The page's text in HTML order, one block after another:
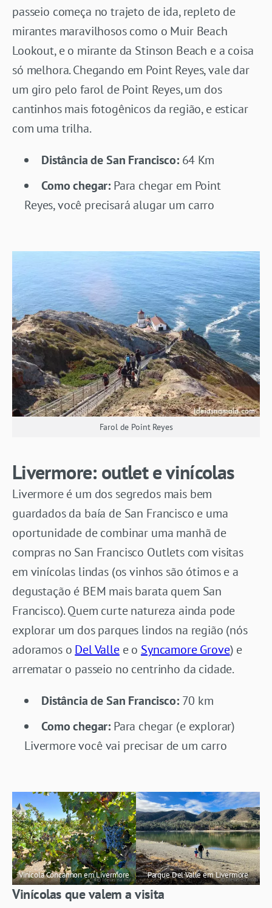
passeio começa no trajeto de ida, repleto de
mirantes maravilhosos como o Muir Beach
Lookout, e o mirante da Stinson Beach e a coisa
só melhora. Chegando em Point Reyes, vale dar
um giro pelo farol de Point Reyes, um dos
cantinhos mais fotogênicos da região, e esticar
com uma trilha.
Distância de San Francisco: 64 Km
Como chegar: Para chegar em Point
Reyes, você precisará alugar um carro
Farol de Point Reyes
Livermore: outlet e vinícolas
Livermore é um dos segredos mais bem
guardados da baía de San Francisco e uma
oportunidade de combinar uma manhã de
compras no San Francisco Outlets com visitas
em vinícolas lindas (os vinhos são ótimos e a
degustação é BEM mais barata quem San
Francisco). Quem curte natureza ainda pode
explorar um dos parques lindos na região (nós
adoramos o Del Vallee o Syncamore Grove) e
arrematar o passeio no centrinho da cidade.
Distância de San Francisco: 70 km
Como chegar: Para chegar (e explorar)
Livermore você vai precisar de um carro
Vinícola Concannon em Livermore Parque Del Valle em Livermore
Vinícolas que valem a visita